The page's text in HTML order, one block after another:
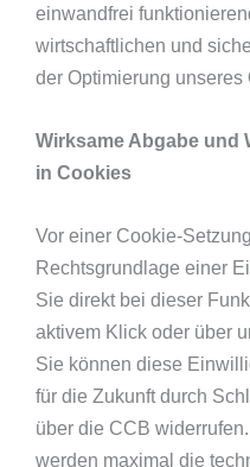
einwandfrei
wirtschaftlichen und
der Optimierung unseres
Wirksame Abgabe und
in Cookies
Vor einer Cookie-
Rechtsgrundlage einer
Sie direkt bei dieser
aktivem Klick oder über
Sie können diese
für die Zukunft durch
über die CCB
werden maximal die